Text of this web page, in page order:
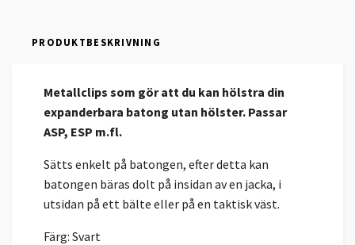
PRODUKTBESKRIVNING
Metallclips som gör att du kan hölstra din
expanderbara batong utan hölster. Passar
ASP, ESP m.fl.
Sätts enkelt på batongen, efter detta kan
batongen bäras dolt på insidan av en jacka, i
utsidan på ett bälte eller på en taktisk väst.
Färg: Svart